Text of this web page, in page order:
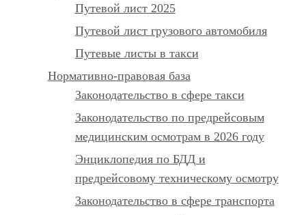
Путевой лист 2025
Путевой лист грузового автомобиля
Путевые листы в такси
Нормативно-правовая база
Законодательство в сфере такси
Законодательство по предрейсовым
медицинским осмотрам в 2026 году
Энциклопедия по БДД и
предрейсовому техническому осмотру
Законодательство в сфере транспорта